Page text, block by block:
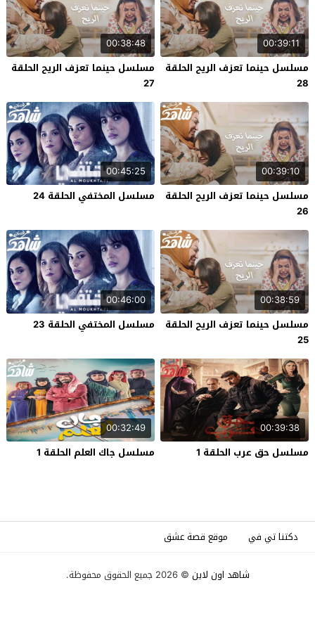
00:39:11
مسلسل حينما تعزف الريح الحلقة
28
00:38:48
مسلسل حينما تعزف الريح الحلقة
27
00:39:10
مسلسل حينما تعزف الريح الحلقة
26
00:45:25
مسلسل المختفي الحلقة 24
00:38:59
مسلسل حينما تعزف الريح الحلقة
25
00:46:00
مسلسل المختفي الحلقة 23
00:39:38
مسلسل حق عرب الحلقة 1
00:32:49
مسلسل جاك العلم الحلقة 1
دكتنا تي في موقع قصة عشق
شاهد اون لاين © 2026 جميع الحقوق محفوظة.